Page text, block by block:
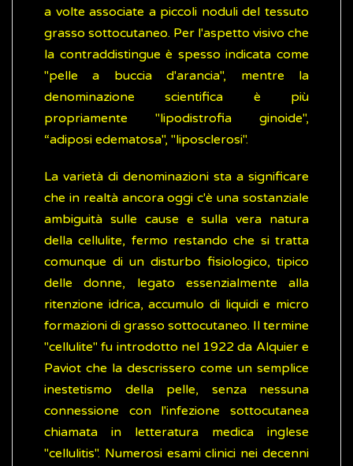
a volte associate a piccoli noduli del tessuto
grasso sottocutaneo. Per l'aspetto visivo che
la contraddistingue è spesso indicata come
"pelle a buccia d'arancia", mentre la
denominazione scientifica è più
propriamente "lipodistrofia ginoide",
“adiposi edematosa", "liposclerosi".
La varietà di denominazioni sta a significare
che in realtà ancora oggi c'è una sostanziale
ambiguità sulle cause e sulla vera natura
della cellulite, fermo restando che si tratta
comunque di un disturbo fisiologico, tipico
delle donne, legato essenzialmente alla
ritenzione idrica, accumulo di liquidi e micro
formazioni di grasso sottocutaneo. Il termine
"cellulite" fu introdotto nel 1922 da Alquier e
Paviot che la descrissero come un semplice
inestetismo della pelle, senza nessuna
connessione con l'infezione sottocutanea
chiamata in letteratura medica inglese
"cellulitis". Numerosi esami clinici nei decenni